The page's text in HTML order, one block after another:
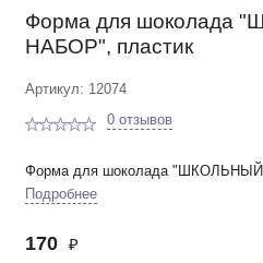
Форма для шоколада
НАБОР", пластик
Артикул: 12074
0 отзывов
Форма для шоколада "ШКОЛЬНЫЙ
Подробнее
170 ₽